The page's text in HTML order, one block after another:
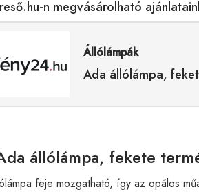
n megvásárolható
Állólámpák
Ada állólámpa,
állólámpa, fekete
feje mozgatható, így az opálos